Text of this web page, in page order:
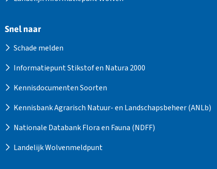
Snel naar
Schade melden
Informatiepunt Stikstof en Natura 2000
Kennisdocumenten Soorten
Kennisbank Agrarisch Natuur- en Landschapsbeheer (ANLb)
Nationale Databank Flora en Fauna (NDFF)
Landelijk Wolvenmeldpunt